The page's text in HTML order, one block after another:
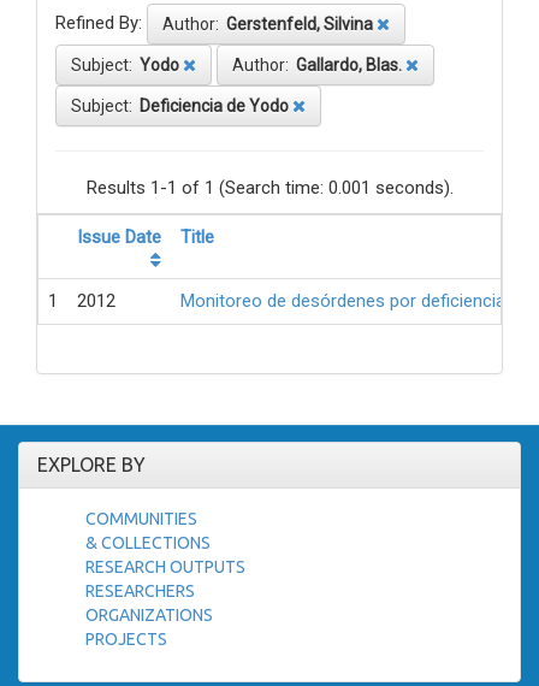
Refined By: Author: Gerstenfeld, Silvina
Subject: Yodo Author: Gallardo, Blas.
Subject: Deficiencia de Yodo
Results 1-1 of 1 (Search time: 0.001 seconds).
Issue Date Title
1 2012 Monitoreo de desórdenes por deficiencia
EXPLORE BY
COMMUNITIES
& COLLECTIONS
RESEARCH OUTPUTS
RESEARCHERS
ORGANIZATIONS
PROJECTS